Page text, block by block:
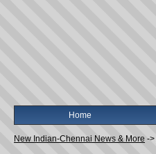
Home
New Indian-Chennai News & More ->